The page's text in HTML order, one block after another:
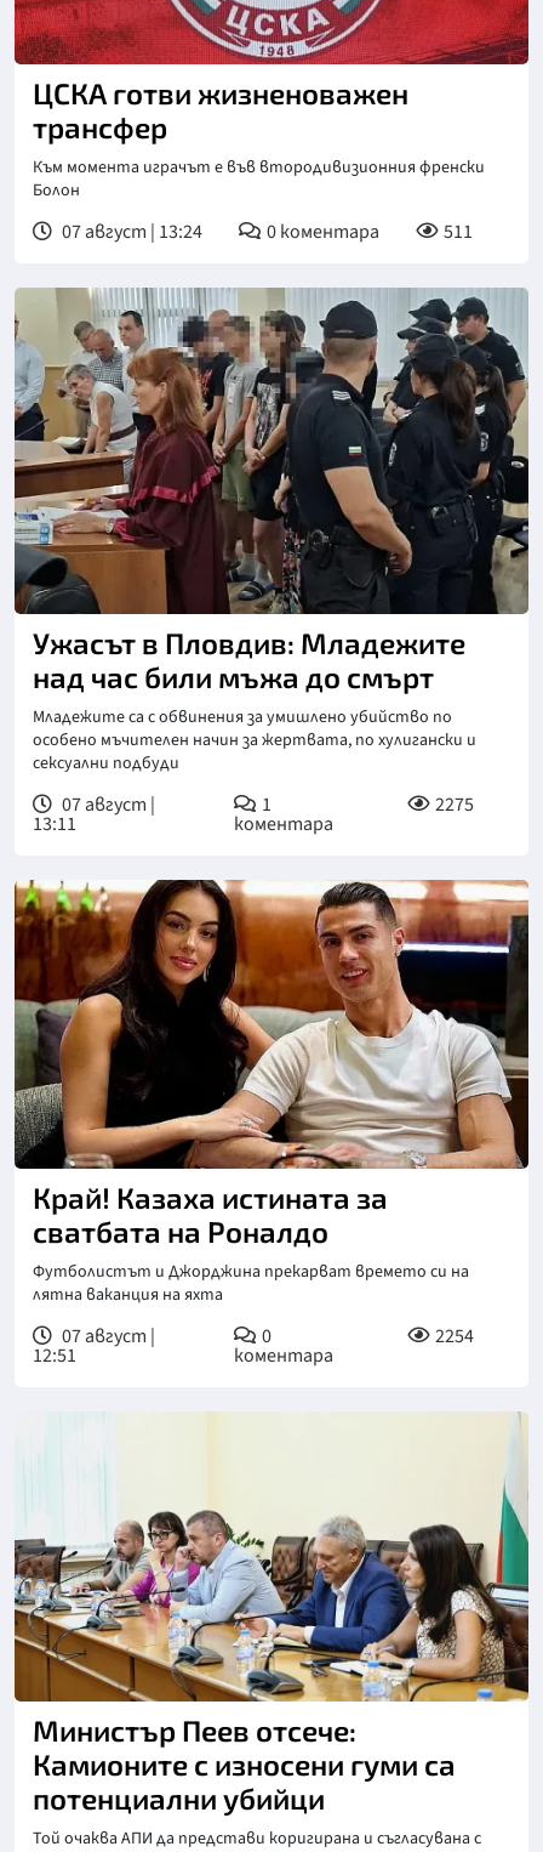
Снимка: БГНЕС
ЦСКА готви жизненоважен
трансфер
Към момента играчът е във втородивизионния френски
Болон
07 август | 13:24 0коментара 511
Снимка: БГНЕС
Ужасът в Пловдив: Младежите
над час били мъжа до смърт
Младежите са с обвинения за умишлено убийство по
особено мъчителен начин за жертвата, по хулигански и
сексуални подбуди
07 август |
13:11
1
коментара
2275
Край! Казаха истината за
сватбата на Роналдо
Футболистът и Джорджина прекарват времето си на
лятна ваканция на яхта
07 август |
12:51
0
коментара
2254
Министър Пеев отсече:
Камионите с износени гуми са
потенциални убийци
Той очаква АПИ да представи коригирана и съгласувана с